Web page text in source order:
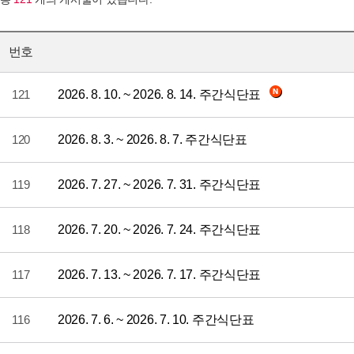
번호
121 2026. 8. 10. ~ 2026. 8. 14. 주간식단표
120 2026. 8. 3. ~ 2026. 8. 7. 주간식단표
119 2026. 7. 27. ~ 2026. 7. 31. 주간식단표
118 2026. 7. 20. ~ 2026. 7. 24. 주간식단표
117 2026. 7. 13. ~ 2026. 7. 17. 주간식단표
116 2026. 7. 6. ~ 2026. 7. 10. 주간식단표